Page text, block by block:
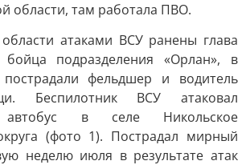
области, там работала ПВО.
атаками ВСУ ранены глава
бойца подразделения «Орлан», в
фельдшер и водитель
Беспилотник ВСУ атаковал
автобус в селе Никольское
(фото 1). Пострадал мирный
неделю июля в результате атак